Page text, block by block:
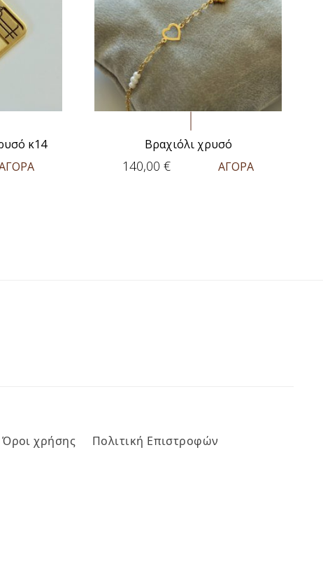
κ14 Βραχιόλι χρυσό
140,00 € ΑΓΟΡΑ
Όροι χρήσης Πολιτική Επιστροφών